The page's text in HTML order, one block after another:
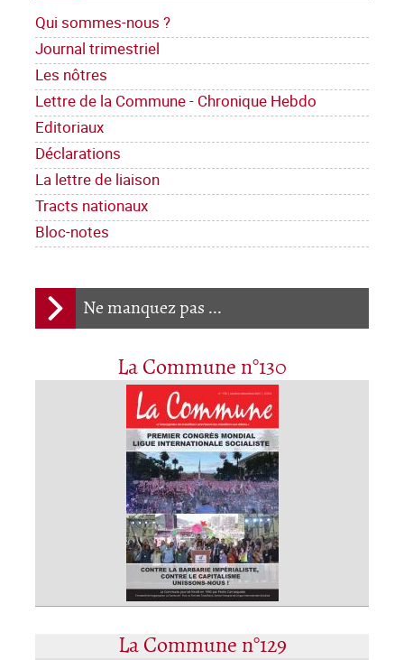
Qui sommes-nous ?
Journal trimestriel
Les nôtres
Lettre de la Commune - Chronique Hebdo
Editoriaux
Déclarations
La lettre de liaison
Tracts nationaux
Bloc-notes
Ne manquez pas ...
La Commune n°130
La Commune n°129